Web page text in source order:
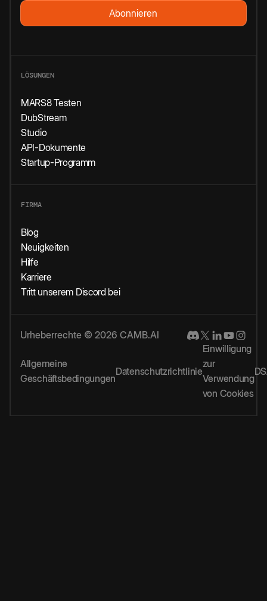
LÖSUNGEN
MARS8 Testen
DubStream
Studio
API-Dokumente
Startup-Programm
FIRMA
Blog
Neuigkeiten
Hilfe
Karriere
Tritt unserem Discord bei
Urheberrechte © 2026 CAMB.AI
Allgemeine
Geschäftsbedingungen
Datenschutzrichtlinie
Einwilligung
zur
Verwendung
von Cookies